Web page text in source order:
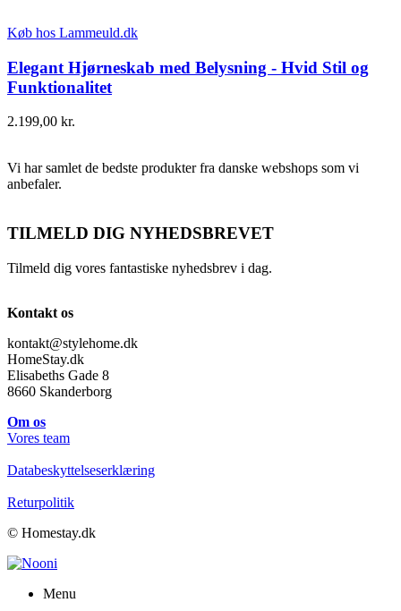
Køb hos Lammeuld.dk
Elegant Hjørneskab med Belysning - Hvid Stil og
Funktionalitet
2.199,00 kr.
Vi har samlet de bedste produkter fra danske webshops som vi
anbefaler.
TILMELD DIG NYHEDSBREVET
Tilmeld dig vores fantastiske nyhedsbrev i dag.
Kontakt os
kontakt@stylehome.dk
HomeStay.dk
Elisabeths Gade 8
8660 Skanderborg
Om os
Vores team
Databeskyttelseserklæring
Returpolitik
© Homestay.dk
Menu